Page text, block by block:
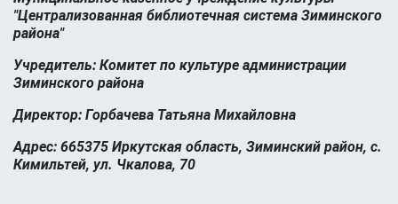
"Централизованная библиотечная система Зиминского
района"
Учредитель: Комитет по культуре администрации
Зиминского района
Директор: Горбачева Татьяна Михайловна
Адрес: 665375 Иркутская область, Зиминский район, с.
Кимильтей, ул. Чкалова, 70